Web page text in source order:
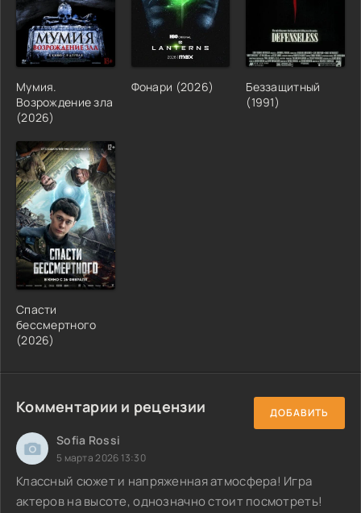
Мумия.
Возрождение зла
(2026)
Фонари (2026)
Беззащитный
(1991)
Спасти
бессмертного
(2026)
Комментарии и рецензии ДОБАВИТЬ
Sofia Rossi
5 марта 2026 13:30
Классный сюжет и напряженная атмосфера! Игра
актеров на высоте, однозначно стоит посмотреть!